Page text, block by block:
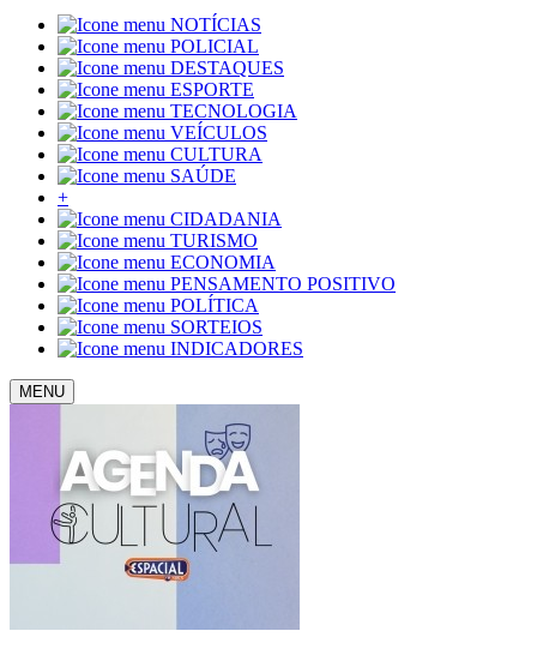
NOTÍCIAS
POLICIAL
DESTAQUES
ESPORTE
TECNOLOGIA
VEÍCULOS
CULTURA
SAÚDE
+
CIDADANIA
TURISMO
ECONOMIA
PENSAMENTO POSITIVO
POLÍTICA
SORTEIOS
INDICADORES
MENU